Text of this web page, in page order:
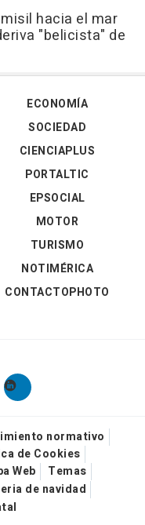
hacia el mar
"belicista" de
ECONOMÍA
SOCIEDAD
CIENCIAPLUS
PORTALTIC
EPSOCIAL
MOTOR
TURISMO
NOTIMÉRICA
CONTACTOPHOTO
normativo
de Cookies
Web
Temas
de navidad